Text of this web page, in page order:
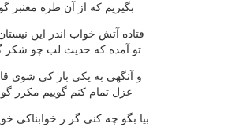
بگیریم كه از آن طره معنبر گو
فتاده آتش خواب اندر این
تو آمده كه حدیث لب چو شكر
و آنگهی به یكی بار كی شوی
غزل تمام كنم گوییم مكرر گو
بیا بگو چه كنی گر ز خوابناكی